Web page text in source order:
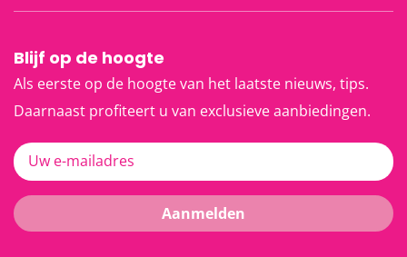
Blijf op de hoogte
Als eerste op de hoogte van het laatste nieuws, tips.
Daarnaast profiteert u van exclusieve aanbiedingen.
Uw e-mailadres
Aanmelden